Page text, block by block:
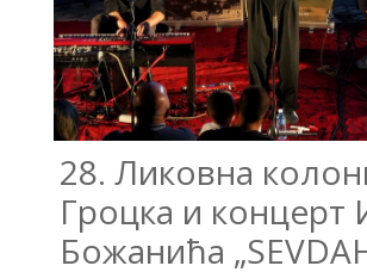
28. Ликовна
Гроцка и концерт
Божанића